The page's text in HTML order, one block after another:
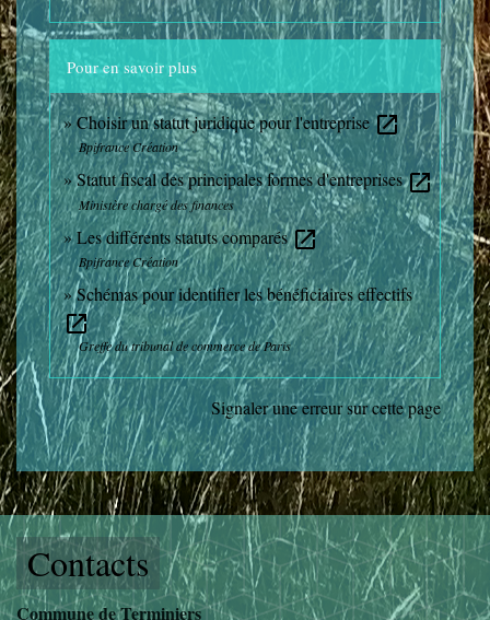
Pour en savoir plus
Choisir un statut juridique pour l'entrepriseopen_in_new
Bpifrance Création
Statut fiscal des principales formes d'entreprisesopen_in_new
Ministère chargé des finances
Les différents statuts comparésopen_in_new
Bpifrance Création
Schémas pour identifier les bénéficiaires effectifs
open_in_new
Greffe du tribunal de commerce de Paris
Signaler une erreur sur cette page
Contacts
Commune de Terminiers